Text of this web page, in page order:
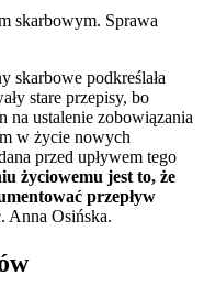
skarbowym. Sprawa
skarbowe podkreślała
stare przepisy, bo
na ustalenie zobowiązania
w życie nowych
przed upływem tego
życiowemu jest to, że
przepływ
Anna Osińska.